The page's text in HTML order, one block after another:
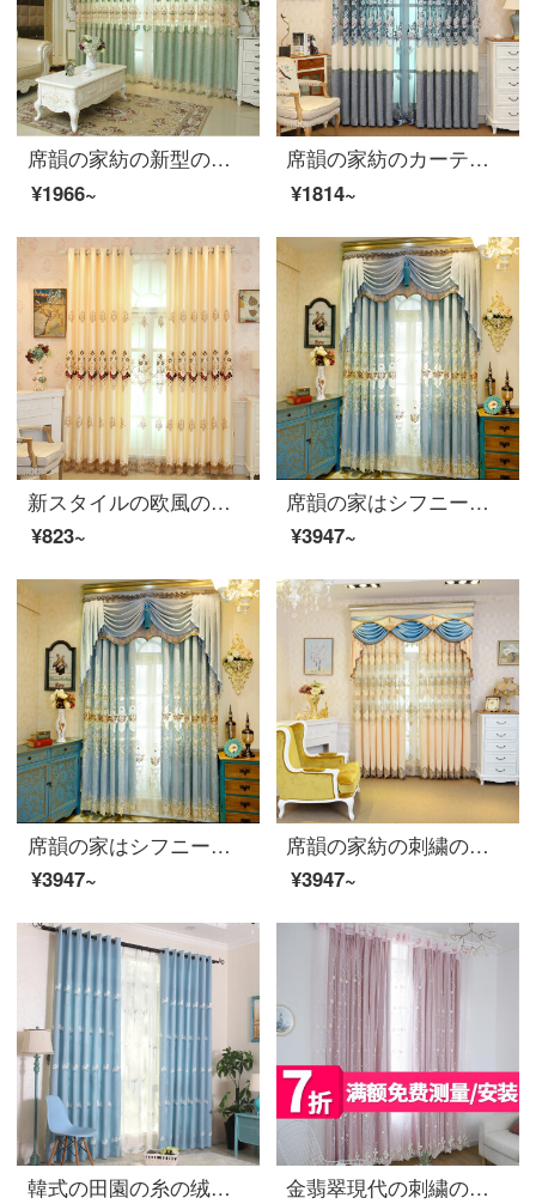
席韻の家紡の新型の客間の寝室のベランダのシニールのカーテンの刺繍の窓のカーテンはカスタマイズすることができます青緑色の布の注文して作らせます。幅1メートル*高さ2.7メートルの単価(4本の爪のフック)は高さを変えることができます。
¥1966~
席韻の家紡のカーテン中国式のカーテンのリビングルームのシェニールの遮光の布のカーテンは青い海の青い空-青い布のオーダーメイドの幅1メートル*高さ2.7メートルの単価(韓国のしわのフック)を高くすることができます。
¥1814~
新スタイルの欧風の刺繍のカーテンを貼ります。シフォンの刺繍のカーテンを貼ります。リビングルームの書斎のカーテンをカスタマイズします。フェイリス-黄の布地の高さが2.7 mです。高さを変えて注文してください。幅1 mの布袋の4本爪フックです。
¥823~
席韻の家はシフニールを紡いで透かして刺繍の客間の寝室の遮光のカーテンの窓の紗を編制して同じタイプの窓のカーテンを注文して作らせて広くて1メートル*高い2.7メートルの単価(韓のしわの針)を注文して高くなることができます。
¥3947~
席韻の家はシフニールを紡いで透かして刺繍の客間の寝室の遮光のカーテンの窓の紗を編制して同じタイプの窓のカーテンを注文して作らせて広くて1メートル*高い2.7メートルの単価(韓のしわの針)を注文して高くなることができます。
¥3947~
席韻の家紡の刺繍の半遮光のシェニールのカーテンの布の窓の紗は同じ種類の窓のカーテンをカスタマイズして広く1メートル*高さの2.7メートルの単価(ナノリング)を注文して高くなることができます。
¥3947~
韓式の田園の糸の绒の麻は蒲公英の刺繍の遮光のカーテンの布地を刺繍して、蒲公英を注文して作らせます。青い布の高さは2.7 mです。
金翡翠現代の刺繍の窓の紗の純色の遮光布の寝室のリビングルームの少女の心の完成品のカーテンのガーゼは特注して粉の紗+布の幅の3.5*2.7メートルを敷きます